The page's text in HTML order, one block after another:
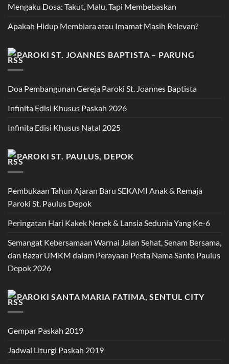
Mengaku Dosa: Takut, Malu, Tapi Membebaskan
Apakah Hidup Membiara atau Imamat Masih Relevan?
PAROKI ST. JOANNES BAPTISTA – PARUNG
Doa Pembangunan Gereja Paroki St. Joannes Baptista
Infinita Edisi Khusus Paskah 2026
Infinita Edisi Khusus Natal 2025
PAROKI ST. PAULUS, DEPOK
Pembukaan Tahun Ajaran Baru SEKAMI Anak & Remaja
Paroki St. Paulus Depok
Peringatan Hari Kakek Nenek & Lansia Sedunia Yang Ke-6
Semangat Kebersamaan Warnai Jalan Sehat, Senam Bersama,
dan Bazar UMKM dalam Perayaan Pesta Nama Santo Paulus
Depok 2026
PAROKI SANTA MARIA FATIMA, SENTUL CITY
Gempar Paskah 2019
Jadwal Liturgi Paskah 2019